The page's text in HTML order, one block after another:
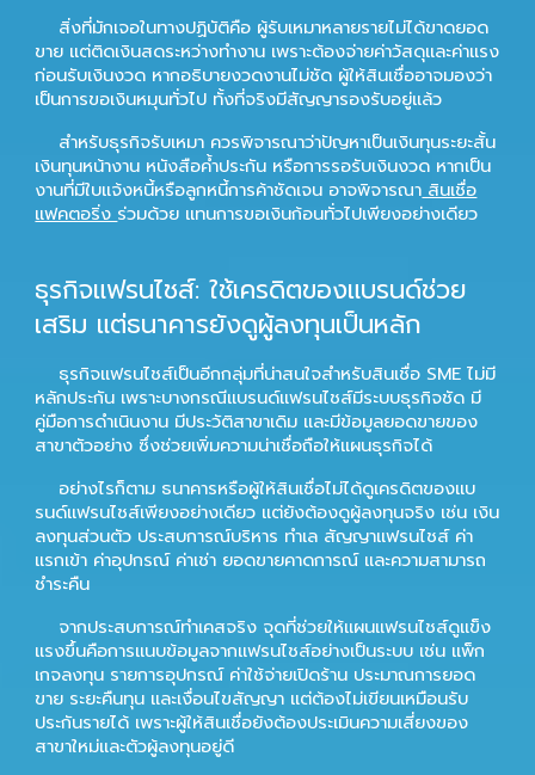
สิ่งที่มักเจอในทางปฏิบัติคือ ผู้รับเหมาหลายรายไม่ได้ขาดยอด
ขาย แต่ติดเงินสดระหว่างทำงาน เพราะต้องจ่ายค่าวัสดุและค่าแรง
ก่อนรับเงินงวด หากอธิบายงวดงานไม่ชัด ผู้ให้สินเชื่ออาจมองว่า
เป็นการขอเงินหมุนทั่วไป ทั้งที่จริงมีสัญญารองรับอยู่แล้ว
สำหรับธุรกิจรับเหมา ควรพิจารณาว่าปัญหาเป็นเงินทุนระยะสั้น
เงินทุนหน้างาน หนังสือค้ำประกัน หรือการรอรับเงินงวด หากเป็น
งานที่มีใบแจ้งหนี้หรือลูกหนี้การค้าชัดเจน อาจพิจารณา สินเชื่อ
แฟคตอริ่ง ร่วมด้วย แทนการขอเงินก้อนทั่วไปเพียงอย่างเดียว
ธุรกิจแฟรนไชส์: ใช้เครดิตของแบรนด์ช่วย
เสริม แต่ธนาคารยังดูผู้ลงทุนเป็นหลัก
ธุรกิจแฟรนไชส์เป็นอีกกลุ่มที่น่าสนใจสำหรับสินเชื่อ SME ไม่มี
หลักประกัน เพราะบางกรณีแบรนด์แฟรนไชส์มีระบบธุรกิจชัด มี
คู่มือการดำเนินงาน มีประวัติสาขาเดิม และมีข้อมูลยอดขายของ
สาขาตัวอย่าง ซึ่งช่วยเพิ่มความน่าเชื่อถือให้แผนธุรกิจได้
อย่างไรก็ตาม ธนาคารหรือผู้ให้สินเชื่อไม่ได้ดูเครดิตของแบ
รนด์แฟรนไชส์เพียงอย่างเดียว แต่ยังต้องดูผู้ลงทุนจริง เช่น เงิน
ลงทุนส่วนตัว ประสบการณ์บริหาร ทำเล สัญญาแฟรนไชส์ ค่า
แรกเข้า ค่าอุปกรณ์ ค่าเช่า ยอดขายคาดการณ์ และความสามารถ
ชำระคืน
จากประสบการณ์ทำเคสจริง จุดที่ช่วยให้แผนแฟรนไชส์ดูแข็ง
แรงขึ้นคือการแนบข้อมูลจากแฟรนไชส์อย่างเป็นระบบ เช่น แพ็ก
เกจลงทุน รายการอุปกรณ์ ค่าใช้จ่ายเปิดร้าน ประมาณการยอด
ขาย ระยะคืนทุน และเงื่อนไขสัญญา แต่ต้องไม่เขียนเหมือนรับ
ประกันรายได้ เพราะผู้ให้สินเชื่อยังต้องประเมินความเสี่ยงของ
สาขาใหม่และตัวผู้ลงทุนอยู่ดี